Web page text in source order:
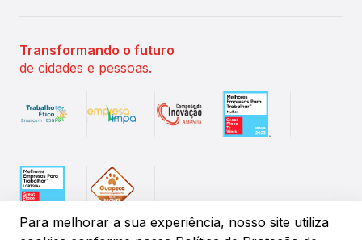
Para melhorar a sua experiência, nosso site utiliza
Transformando o futuro
de cidades e pessoas.